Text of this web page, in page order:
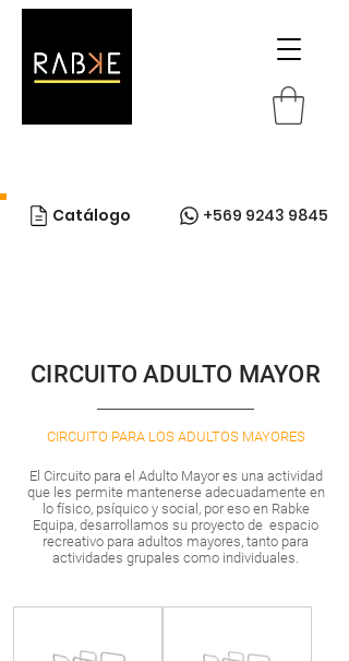
Catálogo +569 9243 9845
CIRCUITO ADULTO MAYOR
CIRCUITO PARA LOS ADULTOS MAYORES
El Circuito para el Adulto Mayor es una actividad
que les permite mantenerse adecuadamente en
lo físico, psíquico y social, por eso en Rabke
Equipa, desarrollamos su proyecto de espacio
recreativo para adultos mayores, tanto para
actividades grupales como individuales.